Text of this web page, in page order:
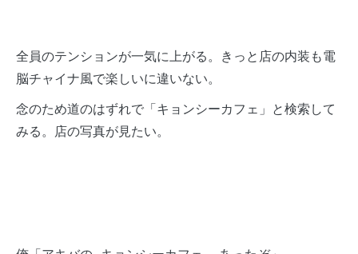
全員のテンションが一気に上がる。きっと店の内装も電
脳チャイナ風で楽しいに違いない。
念のため道のはずれで「キョンシーカフェ」と検索して
みる。店の写真が見たい。